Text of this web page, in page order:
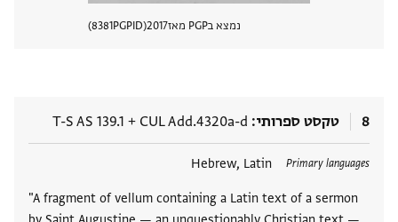
נמצא בPGP מאז 2017
PGPID
8381
8 טקסט ספרותי CUL Add.4320a-d
+
T-S AS 139.1
Primary languages
Hebrew, Latin
"A fragment of vellum containing a Latin text of a sermon
תגים